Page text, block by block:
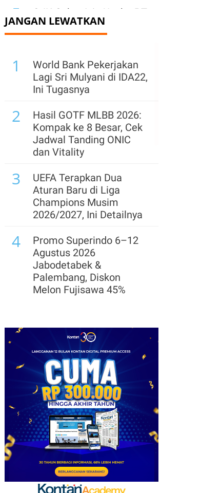
5
OJK Cabut Izin Usaha PT
BTPN Syariah Ventura
Terapkan AI Mulai Sisi
Operasional hingga
Pengelolaan Risiko
7
BNI Kantongi Dana SAL
Rp 18,5 Triliun dari
Pemerintah
Bergerak Variatif,
Sentimen Dana SAL Jadi
Penopang
Wealth Management
Bank Aladin Perkuat
Ekosistem Syariah
Digital
JANGAN LEWATKAN
1
World Bank Pekerjakan
Lagi Sri Mulyani di IDA22,
Ini Tugasnya
2
Hasil GOTF MLBB 2026:
Kompak ke 8 Besar, Cek
Jadwal Tanding ONIC
dan Vitality
3
UEFA Terapkan Dua
Aturan Baru di Liga
Champions Musim
2026/2027, Ini Detailnya
4
Promo Superindo 6–12
Agustus 2026
Jabodetabek &
Palembang, Diskon
Melon Fujisawa 45%
Persebaya di Final Piala
Presiden 2026: Susunan
Pemain & Skor
Ada 3 Emiten Pendatang
Baru, Ini Daftar 54
Saham HSC BEI per 6
Agustus 2026
7
UEFA hingga Luis Figo,
Ini Daftar Pihak yang
Menentang Gianni
Infantino